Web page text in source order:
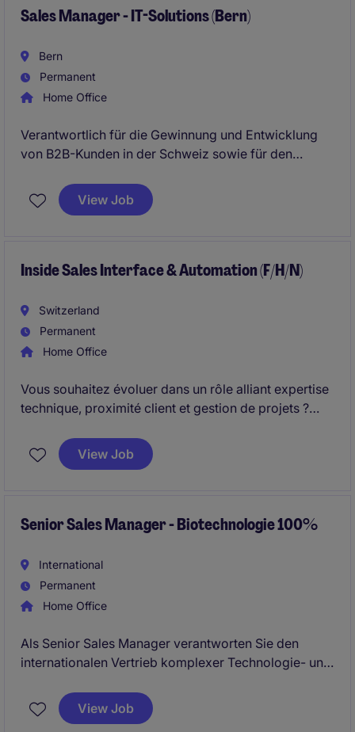
Sales Manager - IT-Solutions (Bern)
Bern
Permanent
Home Office
Verantwortlich für die Gewinnung und Entwicklung
von B2B-Kunden in der Schweiz sowie für den
gesamten Verkaufsprozess hinweg - von der
Akquise bis zum Vertragsabschluss.
View Job
Inside Sales Interface & Automation (F/H/N)
Switzerland
Permanent
Home Office
Vous souhaitez évoluer dans un rôle alliant expertise
technique, proximité client et gestion de projets ?
interlocuteurs et les accompagner vers les meilleures
solutions ? Cette opportunité vous permettra de
View Job
Senior Sales Manager - Biotechnologie 100%
International
Permanent
Home Office
Als Senior Sales Manager verantworten Sie den
internationalen Vertrieb komplexer Technologie- und
neue Kunden und entwickeln langfristige
Partnerschaften mit Pharma- und
View Job